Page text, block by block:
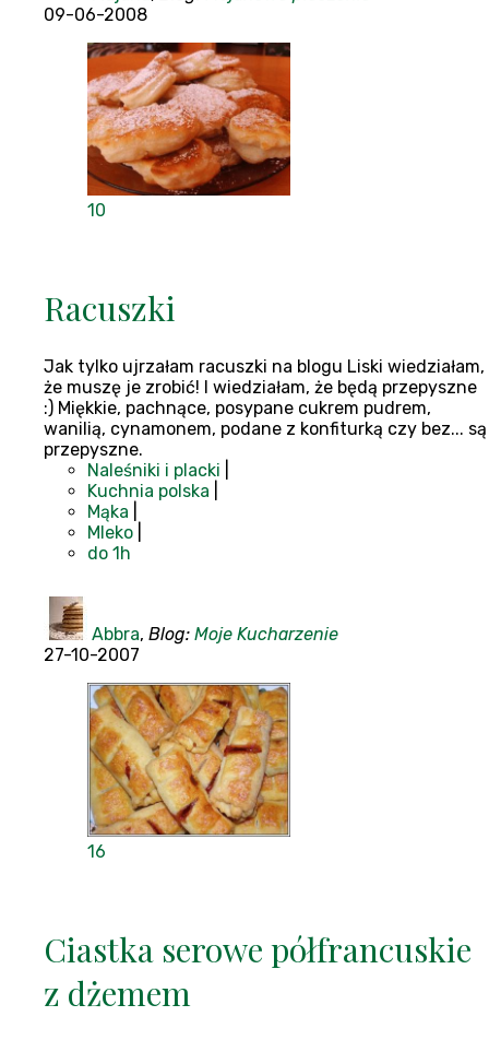
09-06-2008
10
Racuszki
Jak tylko ujrzałam racuszki na blogu Liski wiedziałam,
że muszę je zrobić! I wiedziałam, że będą przepyszne
:) Miękkie, pachnące, posypane cukrem pudrem,
wanilią, cynamonem, podane z konfiturką czy bez... są
przepyszne.
Naleśniki i placki
Kuchnia polska
Mąka
Mleko
do 1h
Abbra, Blog: Moje Kucharzenie
27-10-2007
16
Ciastka serowe półfrancuskie
z dżemem